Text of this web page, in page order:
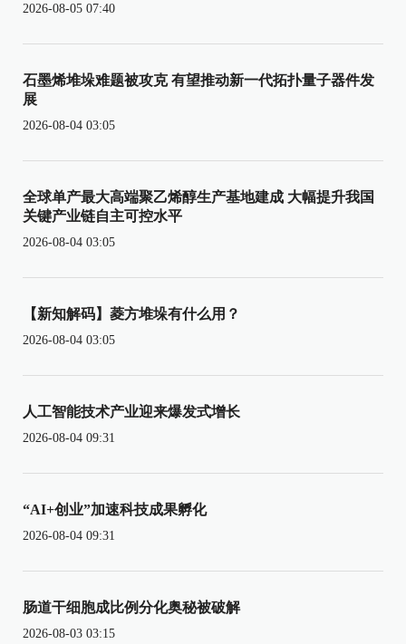
2026-08-05 07:40
石墨烯堆垛难题被攻克 有望推动新一代拓扑量子器件发
展
2026-08-04 03:05
全球单产最大高端聚乙烯醇生产基地建成 大幅提升我国
关键产业链自主可控水平
2026-08-04 03:05
【新知解码】菱方堆垛有什么用？
2026-08-04 03:05
人工智能技术产业迎来爆发式增长
2026-08-04 09:31
“AI+创业”加速科技成果孵化
2026-08-04 09:31
肠道干细胞成比例分化奥秘被破解
2026-08-03 03:15